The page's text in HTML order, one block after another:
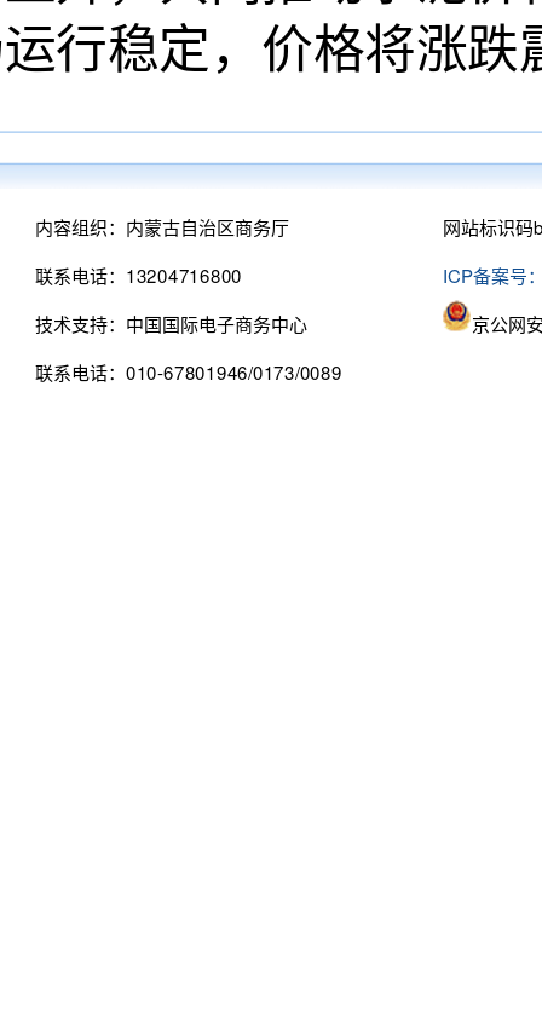
行稳定，价格将涨跌
内容组织：内蒙古自治区商务厅
联系电话：13204716800
技术支持：中国国际电子商务中心
联系电话：010-67801946/0173/0089
网站标识
ICP备案号
京公网